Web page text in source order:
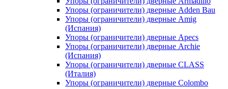
Упоры (ограничители) дверные Adden Bau
Упоры (ограничители) дверные Amig
(Испания)
Упоры (ограничители) дверные Apecs
Упоры (ограничители) дверные Archie
(Испания)
Упоры (ограничители) дверные CLASS
(Италия)
Упоры (ограничители) дверные Colombo